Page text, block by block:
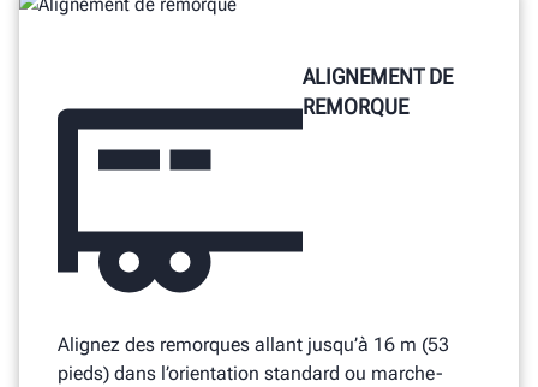
ALIGNEMENT DE
REMORQUE
Alignez des remorques allant jusqu’à 16 m (53
pieds) dans l’orientation standard ou marche-